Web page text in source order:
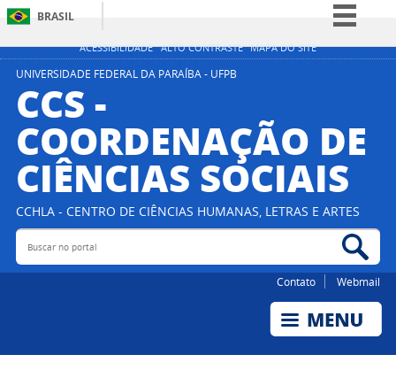
ACESSIBILIDADE ALTO CONTRASTE MAPA DO SITE
BRASIL
Simplifique!
Acesso à informação
Legislação
Canais
UNIVERSIDADE FEDERAL DA PARAÍBA - UFPB
CCS -
COORDENAÇÃO DE
CIÊNCIAS SOCIAIS
CCHLA - CENTRO DE CIÊNCIAS HUMANAS, LETRAS E ARTES
Buscar no portal
Contato Webmail